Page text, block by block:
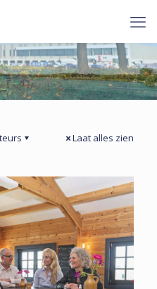
Laat alles zien